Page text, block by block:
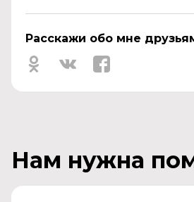
Расскажи обо мне
Нам нужна